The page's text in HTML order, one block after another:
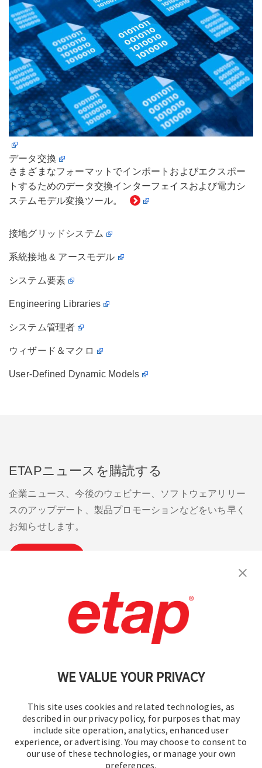
WE VALUE YOUR PRIVACY
This site uses cookies and related technologies, as
described in our privacy policy, for purposes that may
include site operation, analytics, enhanced user
experience, or advertising. You may choose to consent to
our use of these technologies, or manage your own
preferences.
データ交換
さまざまなフォーマットでインポートおよびエクスポー
トするためのデータ交換インターフェイスおよび電力シ
ステムモデル変換ツール。
接地グリッドシステム
系統接地 & アースモデル
システム要素
Engineering Libraries
システム管理者
ウィザード＆マクロ
User-Defined Dynamic Models
ETAPニュースを購読する
企業ニュース、今後のウェビナー、ソフトウェアリリー
スのアップデート、製品プロモーションなどをいち早く
お知らせします。
お問い合わせください。 | 利用規約
プライバシーポリシー | サイトマップ
© 2016-2026 オペレーションテクノロジー株式会社